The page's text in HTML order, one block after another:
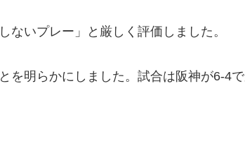
いプレー」と厳しく評価しました。
を明らかにしました。試合は阪神が6-4